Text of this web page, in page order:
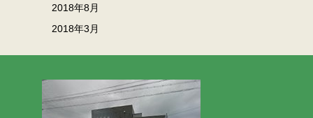
2018年8月
2018年3月